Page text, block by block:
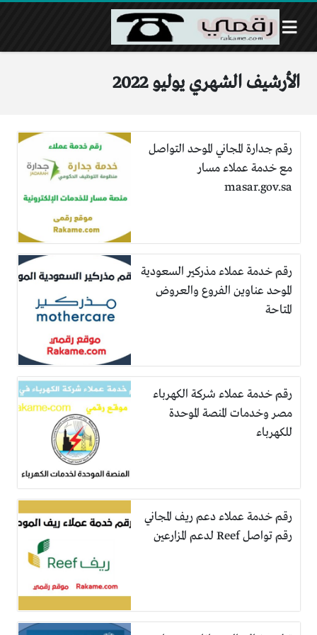
الأرشيف الشهري يوليو 2022
رقم جدارة المجاني الموحد التواصل
مع خدمة عملاء مسار
masar.gov.sa
رقم خدمة عملاء مذركير السعودية
الموحد عناوين الفروع والعروض
المتاحة
رقم خدمة عملاء شركة الكهرباء
مصر وخدمات المنصة الموحدة
للكهرباء
رقم خدمة عملاء دعم ريف المجاني
رقم تواصل Reef لدعم المزارعين